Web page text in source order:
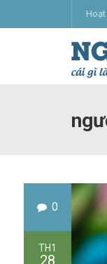
0
TH1
28